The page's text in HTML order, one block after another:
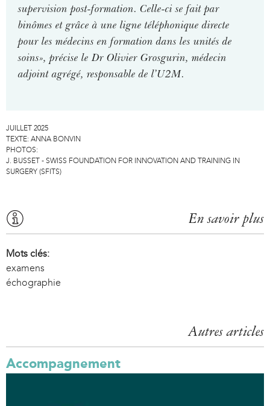
supervision post-formation. Celle-ci se fait par
binômes et grâce à une ligne téléphonique directe
pour les médecins en formation dans les unités de
soins», précise le Dr Olivier Grosgurin, médecin
adjoint agrégé, responsable de l’U2M.
JUILLET 2025
TEXTE: ANNA BONVIN
PHOTOS:
J. BUSSET - SWISS FOUNDATION FOR INNOVATION AND TRAINING IN
SURGERY (SFITS)
En savoir plus
Mots clés:
examens
échographie
Autres articles
Accompagnement